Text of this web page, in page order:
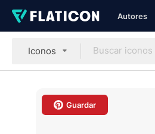
Autores
Iconos
Guardar